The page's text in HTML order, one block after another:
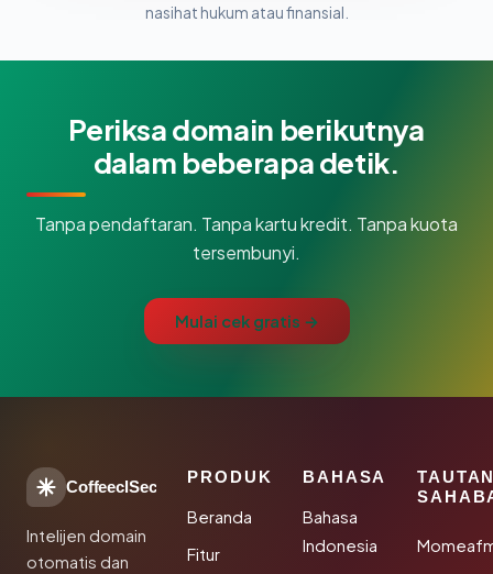
nasihat hukum atau finansial.
Periksa domain berikutnya
dalam beberapa detik.
Tanpa pendaftaran. Tanpa kartu kredit. Tanpa kuota
tersembunyi.
Mulai cek gratis →
CoffeeclSec
Intelijen domain
otomatis dan
PRODUK
Beranda
Fitur
BAHASA
Bahasa
Indonesia